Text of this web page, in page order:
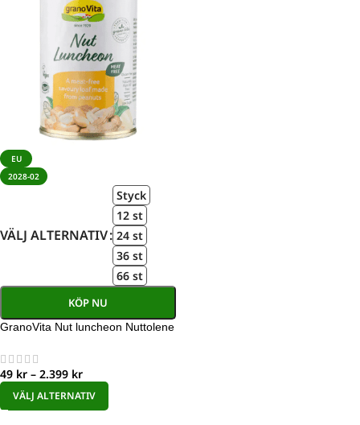
EU
2028-02
VÄLJ ALTERNATIV
Styck
12 st
24 st
36 st
66 st
KÖP NU
GranoVita Nut luncheon Nuttolene
49 kr – 2.399 kr
VÄLJ ALTERNATIV